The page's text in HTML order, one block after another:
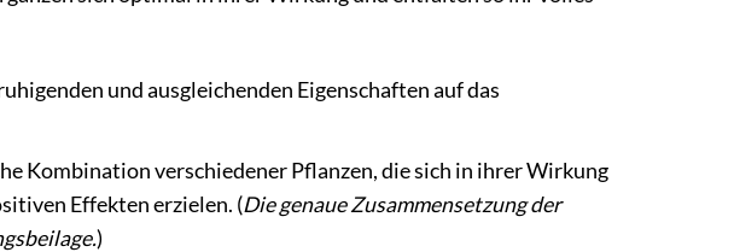
und ausgleichenden Eigenschaften auf das
Kombination verschiedener Pflanzen, die sich in ihrer Wirkung
Effekten erzielen. (Die genaue Zusammensetzung der
)